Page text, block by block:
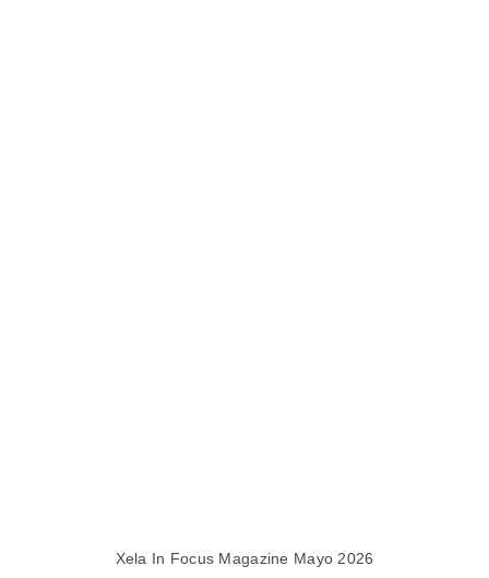
Xela In Focus Magazine Mayo 2026